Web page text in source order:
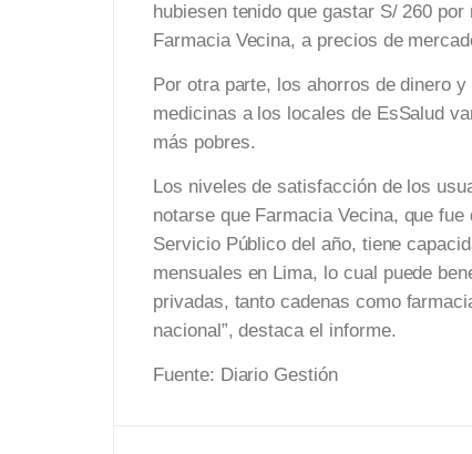
hubiesen tenido que gastar S/ 260
Farmacia Vecina, a precios de
Por otra parte, los ahorros de dinero
medicinas a los locales de EsSalud
más pobres.
Los niveles de satisfacción de los
notarse que Farmacia Vecina, que
Servicio Público del año, tiene
mensuales en Lima, lo cual puede
privadas, tanto cadenas como
nacional”, destaca el informe.
Fuente: Diario Gestión